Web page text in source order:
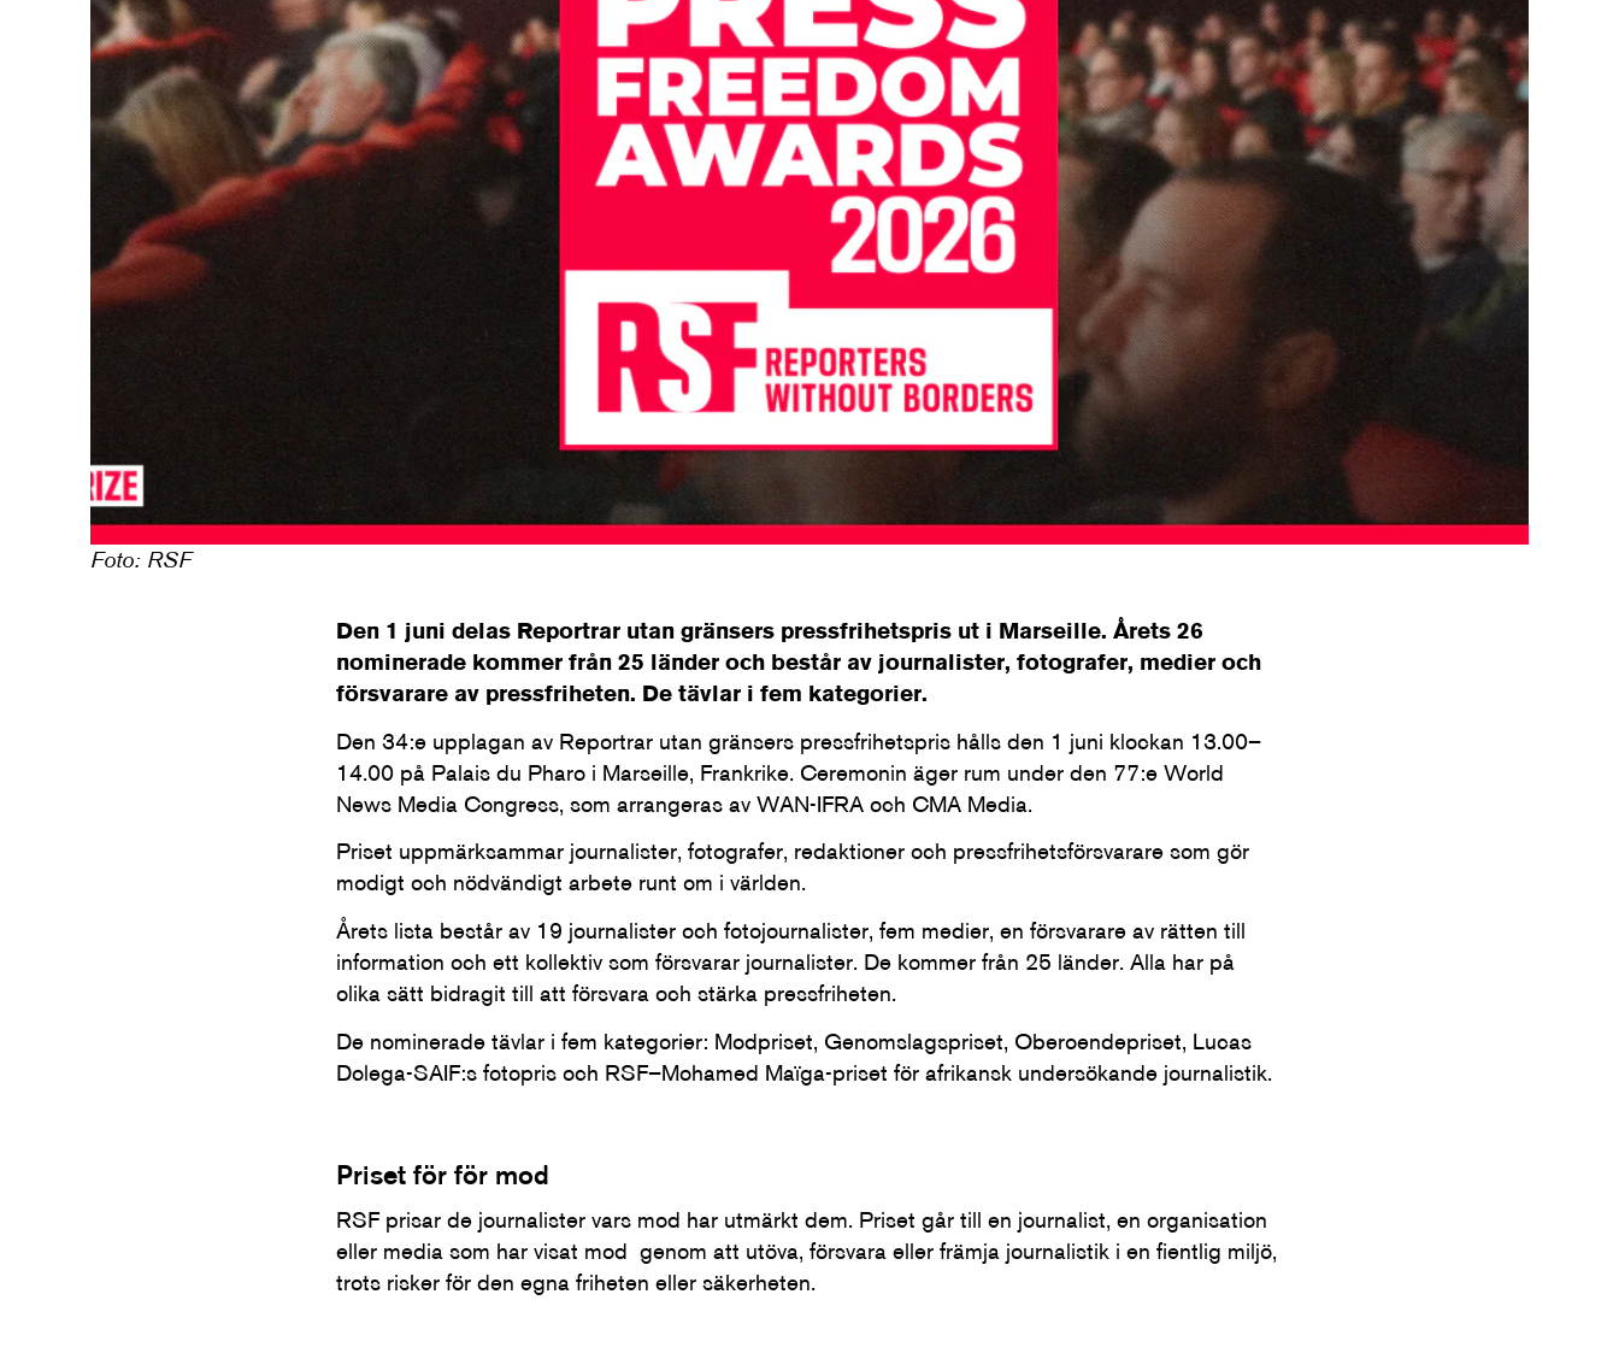
Foto: RSF
Den 1 juni delas Reportrar utan gränsers pressfrihetspris ut i Marseille. Årets 26
nominerade kommer från 25 länder och består av journalister, fotografer, medier och
försvarare av pressfriheten. De tävlar i fem kategorier.
Den 34:e upplagan av Reportrar utan gränsers pressfrihetspris hålls den 1 juni klockan 13.00–
14.00 på Palais du Pharo i Marseille, Frankrike. Ceremonin äger rum under den 77:e World
News Media Congress, som arrangeras av WAN-IFRA och CMA Media.
Priset uppmärksammar journalister, fotografer, redaktioner och pressfrihetsförsvarare som gör
modigt och nödvändigt arbete runt om i världen.
Årets lista består av 19 journalister och fotojournalister, fem medier, en försvarare av rätten till
information och ett kollektiv som försvarar journalister. De kommer från 25 länder. Alla har på
olika sätt bidragit till att försvara och stärka pressfriheten.
De nominerade tävlar i fem kategorier: Modpriset, Genomslagspriset, Oberoendepriset, Lucas
Dolega-SAIF:s fotopris och RSF–Mohamed Maïga-priset för afrikansk undersökande journalistik.
Priset för för mod
RSF prisar de journalister vars mod har utmärkt dem. Priset går till en journalist, en organisation
eller media som har visat mod genom att utöva, försvara eller främja journalistik i en fientlig miljö,
trots risker för den egna friheten eller säkerheten.